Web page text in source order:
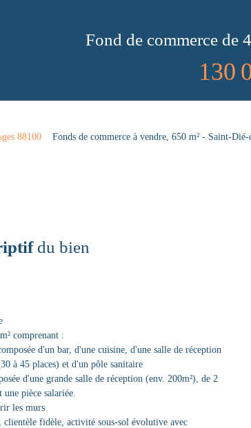
Fond de commerce de
130
88100 Fonds de commerce à vendre, 650 m² - Saint-Dié-
du bien
comprenant :
d'un bar, d'une cuisine, d'une salle de réception
à 45 places) et d'un pôle sanitaire
d'une grande salle de réception (env. 200m²), de 2
pièce salariée.
les murs
fidèle, activité sous-sol évolutive avec